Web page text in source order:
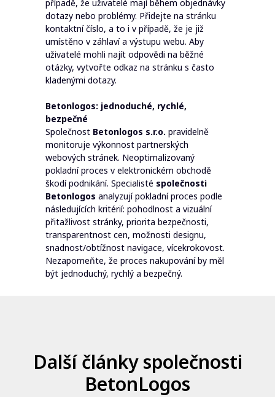
případě, že uživatelé mají během objednávky
dotazy nebo problémy. Přidejte na stránku
kontaktní číslo, a to i v případě, že je již
umístěno v záhlaví a výstupu webu. Aby
uživatelé mohli najít odpovědi na běžné
otázky, vytvořte odkaz na stránku s často
kladenými dotazy.
Betonlogos: jednoduché, rychlé,
bezpečné
Společnost Betonlogos s.r.o. pravidelně
monitoruje výkonnost partnerských
webových stránek. Neoptimalizovaný
pokladní proces v elektronickém obchodě
škodí podnikání. Specialisté společnosti
Betonlogos analyzují pokladní proces podle
následujících kritérií: pohodlnost a vizuální
přitažlivost stránky, priorita bezpečnosti,
transparentnost cen, možnosti designu,
snadnost/obtížnost navigace, vícekrokovost.
Nezapomeňte, že proces nakupování by měl
být jednoduchý, rychlý a bezpečný.
Další články společnosti
BetonLogos